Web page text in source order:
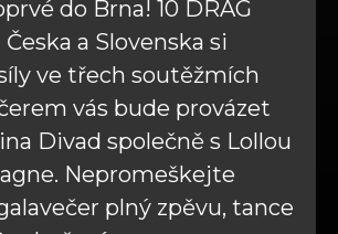
do Brna! 10 DRAG
Česka a Slovenska si
ve třech soutěžmích
vás bude provázet
Divad společně s Lollou
Nepromeškejte
plný zpěvu, tance